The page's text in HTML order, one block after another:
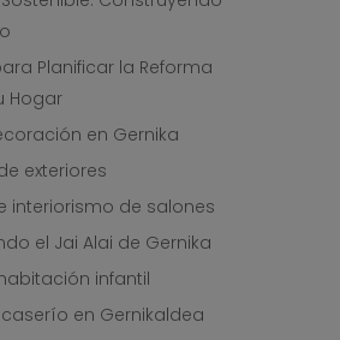
Planificar la Reforma
Hogar
en Gernika
exteriores
interiorismo de salones
el Jai Alai de Gernika
infantil
en Gernikaldea